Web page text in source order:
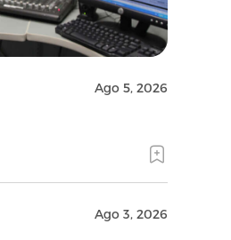
Ago 5, 2026
Ago 3, 2026